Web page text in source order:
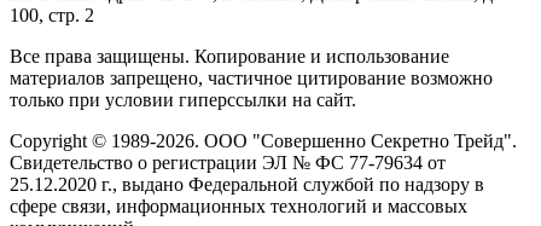
100, стр. 2
Все права защищены. Копирование и использование
материалов запрещено, частичное цитирование возможно
только при условии гиперссылки на сайт.
Copyright © 1989-2026. ООО "Совершенно Секретно Трейд".
Свидетельство о регистрации ЭЛ № ФС 77-79634 от
25.12.2020 г., выдано Федеральной службой по надзору в
сфере связи, информационных технологий и массовых